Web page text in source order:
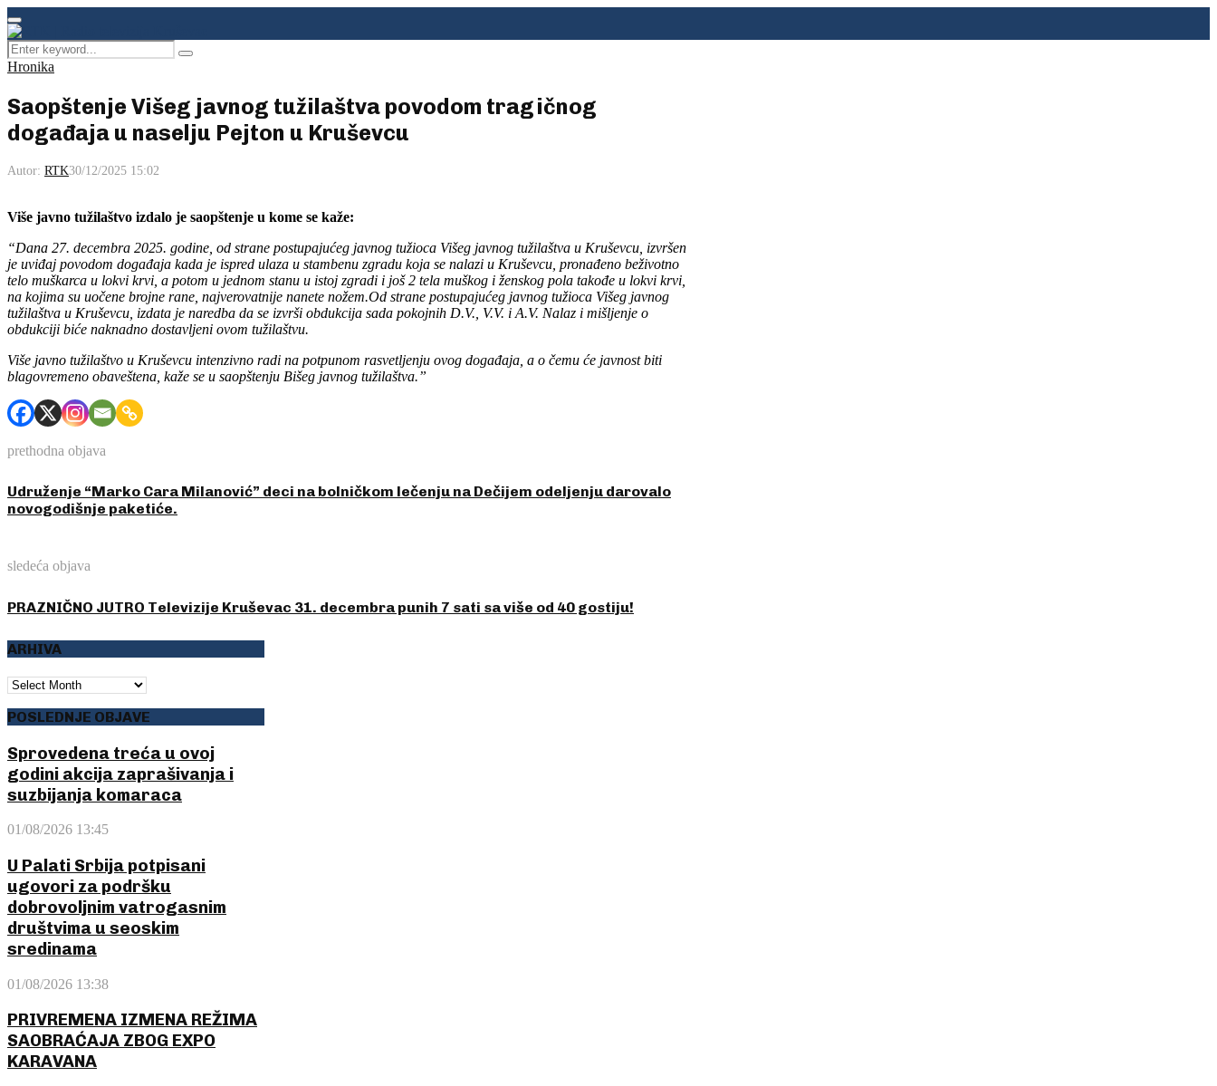
Facebook
Instagram
Youtube
Primary
Menu
Search
for:
Pretraga
Hronika
Saopštenje Višeg javnog tužilaštva povodom tragičnog
događaja u naselju Pejton u Kruševcu
Autor: RTK30/12/2025 15:02
Više javno tužilaštvo izdalo je saopštenje u kome se kaže:
“Dana 27. decembra 2025. godine, od strane postupajućeg javnog tužioca Višeg javnog tužilaštva u Kruševcu, izvršen
je uviđaj povodom događaja kada je ispred ulaza u stambenu zgradu koja se nalazi u Kruševcu, pronađeno beživotno
telo muškarca u lokvi krvi, a potom u jednom stanu u istoj zgradi i još 2 tela muškog i ženskog pola takođe u lokvi krvi,
na kojima su uočene brojne rane, najverovatnije nanete nožem.Od strane postupajućeg javnog tužioca Višeg javnog
tužilaštva u Kruševcu, izdata je naredba da se izvrši obdukcija sada pokojnih D.V., V.V. i A.V. Nalaz i mišljenje o
obdukciji biće naknadno dostavljeni ovom tužilaštvu.
Više javno tužilaštvo u Kruševcu intenzivno radi na potpunom rasvetljenju ovog događaja, a o čemu će javnost biti
blagovremeno obaveštena, kaže se u saopštenju Bišeg javnog tužilaštva.”
prethodna objava
Udruženje “Marko Cara Milanović” deci na bolničkom lečenju na Dečijem odeljenju darovalo
novogodišnje paketiće.
sledeća objava
PRAZNIČNO JUTRO Televizije Kruševac 31. decembra punih 7 sati sa više od 40 gostiju!
ARHIVA
ARHIVA
POSLEDNJE OBJAVE
Sprovedena treća u ovoj
godini akcija zaprašivanja i
suzbijanja komaraca
01/08/2026 13:45
U Palati Srbija potpisani
ugovori za podršku
dobrovoljnim vatrogasnim
društvima u seoskim
sredinama
01/08/2026 13:38
PRIVREMENA IZMENA REŽIMA
SAOBRAĆAJA ZBOG EXPO
KARAVANA